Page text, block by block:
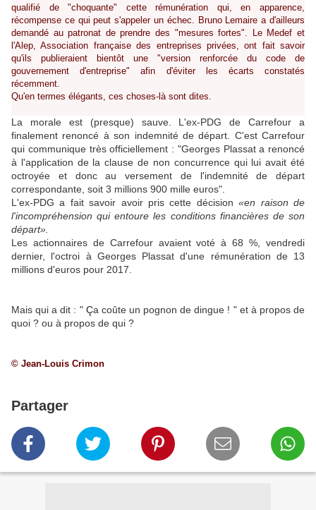
qualifié de "choquante" cette rémunération qui, en apparence,
récompense ce qui peut s'appeler un échec. Bruno Lemaire a d'ailleurs
demandé au patronat de prendre des "mesures fortes". Le Medef et
l'Alep, Association française des entreprises privées, ont fait savoir
qu'ils publieraient bientôt une "version renforcée du code de
gouvernement d'entreprise" afin d'éviter les écarts constatés
récemment.
Qu'en termes élégants, ces choses-là sont dites.
La morale est (presque) sauve. L'ex-PDG de Carrefour a
finalement renoncé à son indemnité de départ. C'est Carrefour
qui communique très officiellement : "Georges Plassat a renoncé
à l'application de la clause de non concurrence qui lui avait été
octroyée et donc au versement de l'indemnité de départ
correspondante, soit 3 millions 900 mille euros".
L'ex-PDG a fait savoir avoir pris cette décision«en raison de
l'incompréhension qui entoure les conditions financières de son
départ».
Les actionnaires de Carrefour avaient voté à 68 %, vendredi
dernier, l'octroi à Georges Plassat d'une rémunération de 13
millions d'euros pour 2017.
Mais qui a dit : " Ça coûte un pognon de dingue ! " et à propos de
quoi ? ou à propos de qui ?
© Jean-Louis Crimon
Partager